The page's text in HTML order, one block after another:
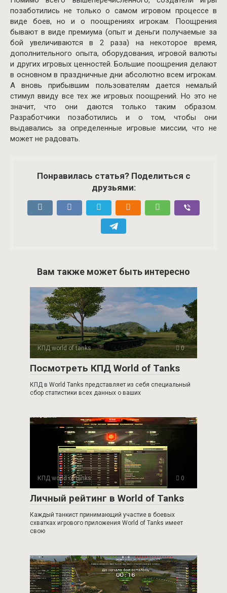
позаботились не только о самом игровом процессе в
виде боев, но и о поощрениях игрокам. Поощрения
бывают в виде премиума (опыт и деньги получаемые за
бой увеличиваются в 2 раза) на некоторое время,
дополнительного опыта, оборудования, игровой валюты
и других игровых ценностей. Большие поощрения делают
в основном в праздничные дни абсолютно всем игрокам.
А вновь прибывшим пользователям дается немалый
стимул ввиду все тех же игровых поощрений. Но это не
значит, что они даются только таким образом.
Разработчики позаботились и о том, чтобы они
выдавались за определенные игровые миссии, что не
может не радовать.
Понравилась статья? Поделиться с
друзьями:
Вам также может быть интересно
КПД world of tanks 0
Посмотреть КПД World of Tanks
КПД в World Tanks представляет из себя специальный
сбор статистики всех данных о ваших
КПД world of tanks 0
Личный рейтинг в World of Tanks
Каждый танкист принимающий участие в боевых
схватках игрового приложения World of Tanks имеет
свою